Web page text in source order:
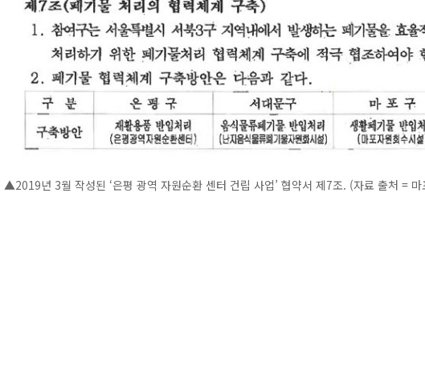
▲2019년 3월 작성된 ‘은평 광역 자원순환 센터 건립 사업’ 협약서 제7조. (자료 출처 = 마